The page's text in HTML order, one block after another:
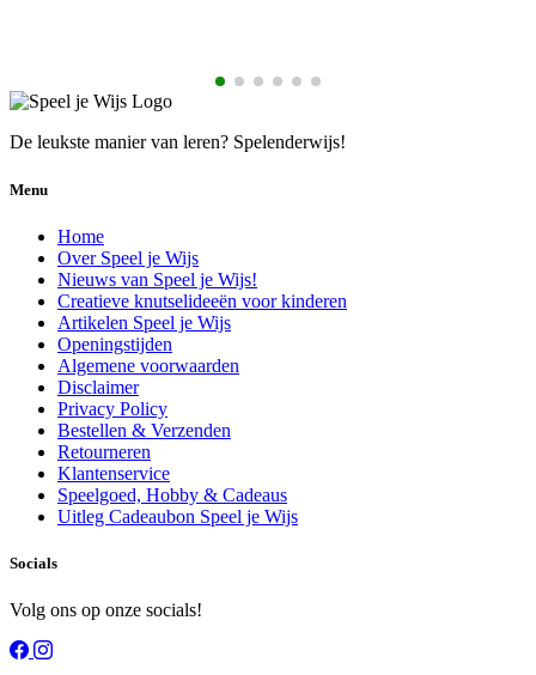
De leukste manier van leren? Spelenderwijs!
Menu
Home
Over Speel je Wijs
Nieuws van Speel je Wijs!
Creatieve knutselideeën voor kinderen
Artikelen Speel je Wijs
Openingstijden
Algemene voorwaarden
Disclaimer
Privacy Policy
Bestellen & Verzenden
Retourneren
Klantenservice
Speelgoed, Hobby & Cadeaus
Uitleg Cadeaubon Speel je Wijs
Socials
Volg ons op onze socials!